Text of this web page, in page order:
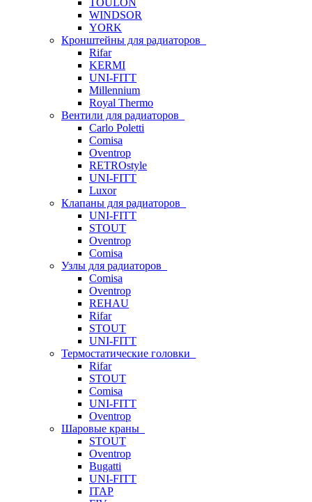
TOULON
WINDSOR
YORK
Кронштейны для радиаторов
Rifar
KERMI
UNI-FITT
Millennium
Royal Thermo
Вентили для радиаторов
Carlo Poletti
Comisa
Oventrop
RETROstyle
UNI-FITT
Luxor
Клапаны для радиаторов
UNI-FITT
STOUT
Oventrop
Comisa
Узлы для радиаторов
Comisa
Oventrop
REHAU
Rifar
STOUT
UNI-FITT
Термостатические головки
Rifar
STOUT
Comisa
UNI-FITT
Oventrop
Шаровые краны
STOUT
Oventrop
Bugatti
UNI-FITT
ITAP